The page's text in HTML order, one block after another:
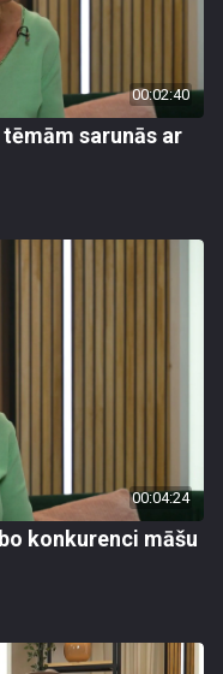
00:02:40
sarunās ar
00:04:24
konkurenci māšu